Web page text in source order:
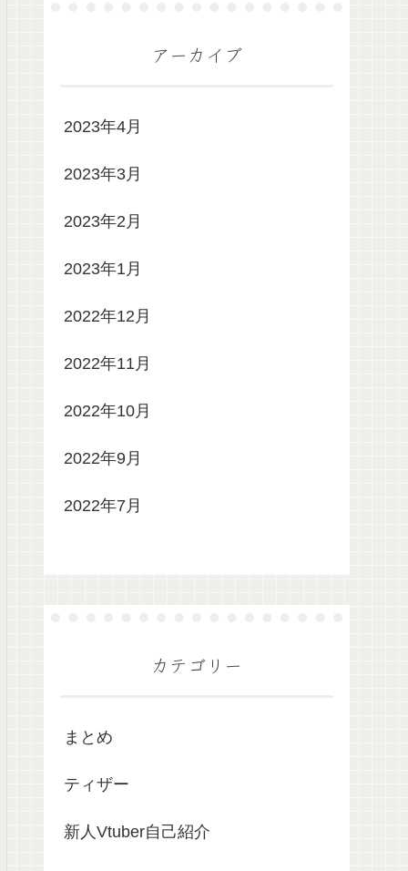
アーカイブ
2023年4月
2023年3月
2023年2月
2023年1月
2022年12月
2022年11月
2022年10月
2022年9月
2022年7月
カテゴリー
まとめ
ティザー
新人Vtuber自己紹介